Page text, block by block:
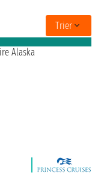
Trier